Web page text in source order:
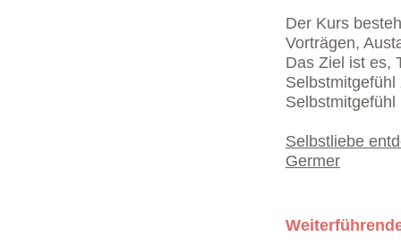
Der Kurs
Vorträgen,
Das Ziel ist es,
Selbstliebe
Germer